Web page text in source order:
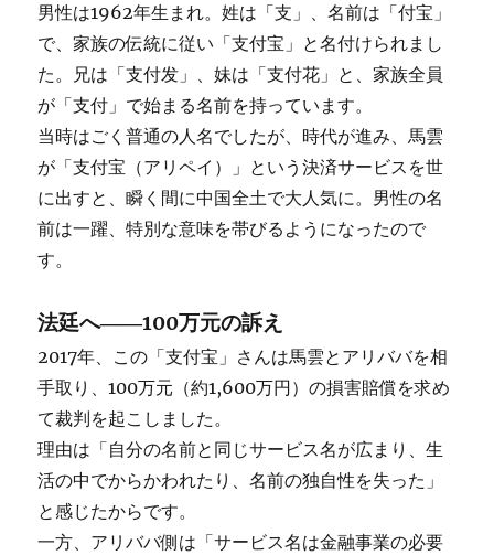
男性は1962年生まれ。姓は「支」、名前は「付宝」
で、家族の伝統に従い「支付宝」と名付けられまし
た。兄は「支付发」、妹は「支付花」と、家族全員
が「支付」で始まる名前を持っています。
当時はごく普通の人名でしたが、時代が進み、馬雲
が「支付宝（アリペイ）」という決済サービスを世
に出すと、瞬く間に中国全土で大人気に。男性の名
前は一躍、特別な意味を帯びるようになったので
す。
法廷へ――100万元の訴え
2017年、この「支付宝」さんは馬雲とアリババを相
手取り、100万元（約1,600万円）の損害賠償を求め
て裁判を起こしました。
理由は「自分の名前と同じサービス名が広まり、生
活の中でからかわれたり、名前の独自性を失った」
と感じたからです。
一方、アリババ側は「サービス名は金融事業の必要